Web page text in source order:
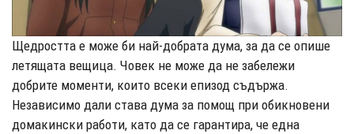
Щедростта е може би най-добрата дума, за да се опише
летящата вещица. Човек не може да не забележи
добрите моменти, които всеки епизод съдържа.
Независимо дали става дума за помощ при обикновени
домакински работи, като да се гарантира, че една